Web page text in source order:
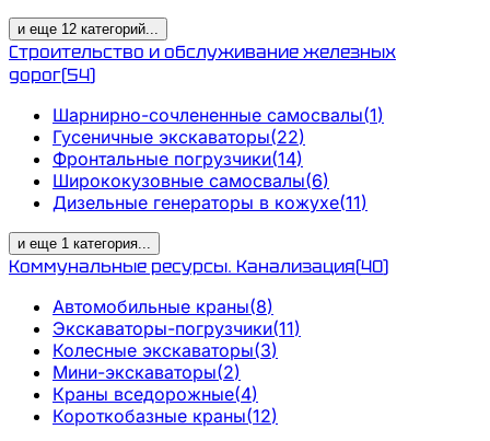
и еще 12 категорий...
Строительство и обслуживание железных
дорог(54)
Шарнирно-сочлененные самосвалы(1)
Гусеничные экскаваторы(22)
Фронтальные погрузчики(14)
Ширококузовные самосвалы(6)
Дизельные генераторы в кожухе(11)
и еще 1 категория...
Коммунальные ресурсы. Канализация(40)
Автомобильные краны(8)
Экскаваторы-погрузчики(11)
Колесные экскаваторы(3)
Мини-экскаваторы(2)
Краны вседорожные(4)
Короткобазные краны(12)